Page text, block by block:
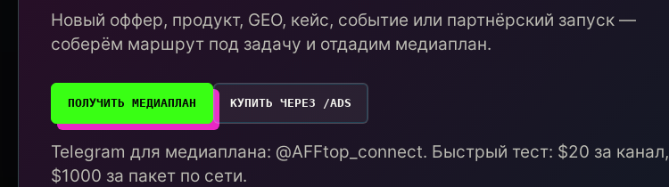
Новый оффер, продукт, GEO, кейс, событие или партнёрский запуск —
соберём маршрут под задачу и отдадим медиаплан.
ПОЛУЧИТЬ МЕДИАПЛАН КУПИТЬ ЧЕРЕЗ /ADS
Telegram для медиаплана: @AFFtop_connect. Быстрый тест: $20 за канал,
$1000 за пакет по сети.